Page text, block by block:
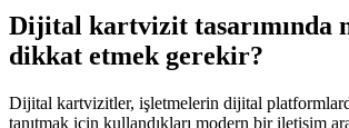
Dijital kartvizit tasarımında
dikkat etmek gerekir?
Dijital kartvizitler, işletmelerin dijital
tanıtmak için kullandıkları modern bir iletişim